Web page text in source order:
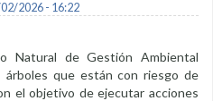
2026 - 16:22
Natural de Gestión Ambiental
árboles que están con riesgo de
el objetivo de ejecutar acciones